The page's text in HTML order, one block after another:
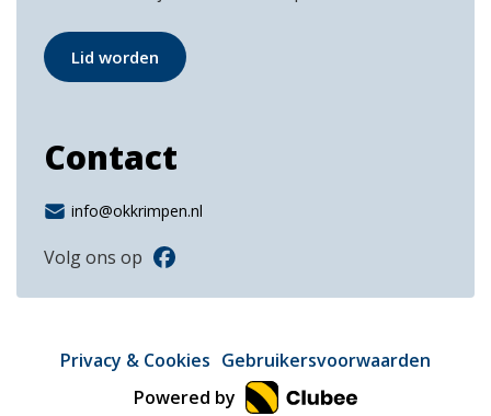
Lid worden
Contact
info@okkrimpen.nl
Volg ons op
Privacy & Cookies Gebruikersvoorwaarden
Powered by